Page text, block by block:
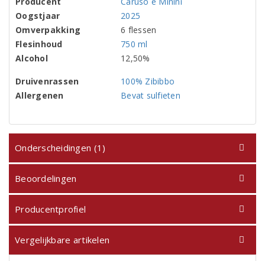
Oogstjaar
2025
Omverpakking
6 flessen
Flesinhoud
750 ml
Alcohol
12,50%
Druivenrassen
100% Zibibbo
Allergenen
Bevat sulfieten
Onderscheidingen (1)
Beoordelingen
Producentprofiel
Vergelijkbare artikelen